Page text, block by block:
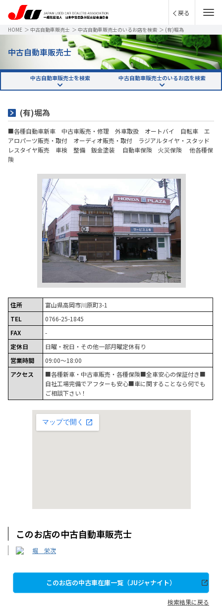
戻る
HOME ＞ 中古自動車販売士 ＞ 中古自動車販売士のいるお店を検索 ＞ (有)堀為
中古自動車販売士
中古自動車販売士を検索 中古自動車販売士のいるお店を検索
(有)堀為
■各種自動車新車 中古車販売・修理 外車取扱 オートバイ 自転車 エ
アロパーツ販売・取付 オーディオ販売・取付 ラジアルタイヤ・スタッド
レスタイヤ販売 車検 整備 鈑金塗装 自動車保険 火災保険 他各種保
険
住所
富山県高岡市川原町3-1
TEL
0766-25-1845
FAX
-
定休日
日曜・祝日・その他一部月曜定休有り
営業時間
09:00～18:00
アクセス
■各種新車・中古車販売・各種保険■全車安心の保証付き■
自社工場完備でアフターも安心■車に関することなら何でも
ご相談下さい！
このお店の中古自動車販売士
堀 栄次
このお店の中古車在庫一覧（JUジャナイト）
検索結果に戻る